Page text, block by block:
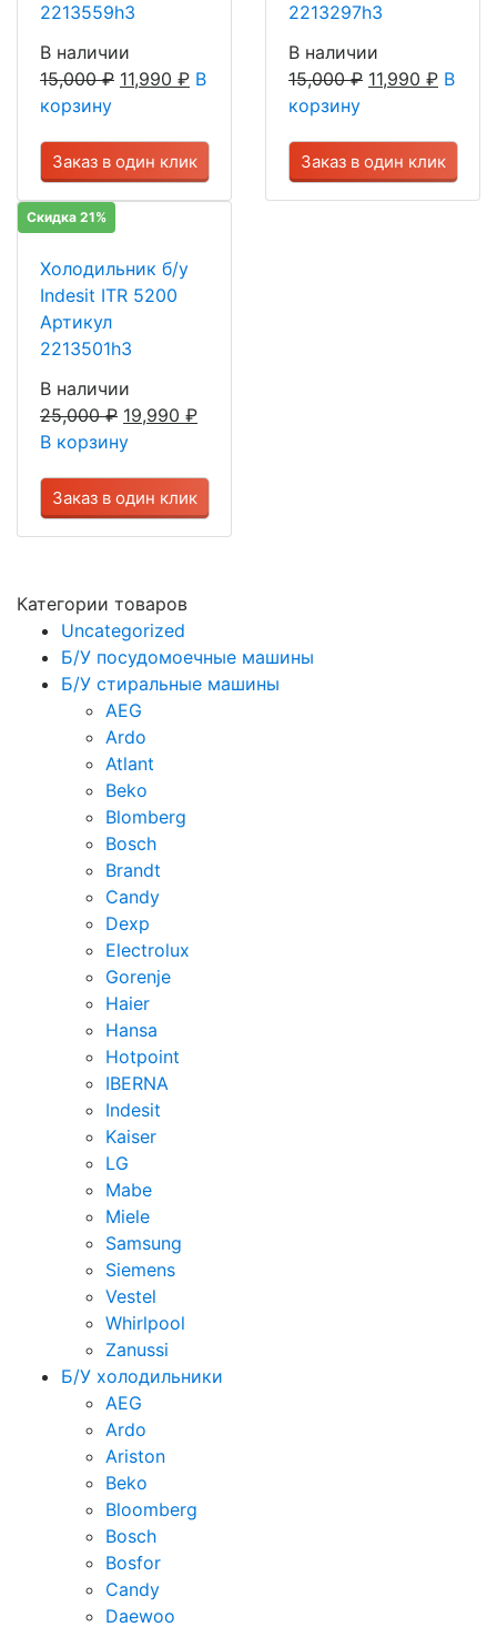
2213559h3
В наличии
15,000₽ 11,990 ₽ В
корзину
Заказ в один клик
2213297h3
В наличии
15,000₽ 11,990 ₽ В
корзину
Заказ в один клик
Скидка 21%
Холодильник б/у
Indesit ITR 5200
Артикул
2213501h3
В наличии
25,000₽ 19,990 ₽
В корзину
Заказ в один клик
Категории товаров
Uncategorized
Б/У посудомоечные машины
Б/У стиральные машины
AEG
Ardo
Atlant
Beko
Blomberg
Bosch
Brandt
Candy
Dexp
Electrolux
Gorenje
Haier
Hansa
Hotpoint
IBERNA
Indesit
Kaiser
LG
Mabe
Miele
Samsung
Siemens
Vestel
Whirlpool
Zanussi
Б/У холодильники
AEG
Ardo
Ariston
Beko
Bloomberg
Bosch
Bosfor
Candy
Daewoo